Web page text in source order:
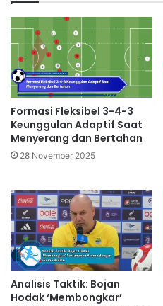
Formasi Fleksibel 3-4-3
Keunggulan Adaptif Saat
Menyerang dan Bertahan
28 November 2025
Analisis Taktik: Bojan
Hodak ‘Membongkar’